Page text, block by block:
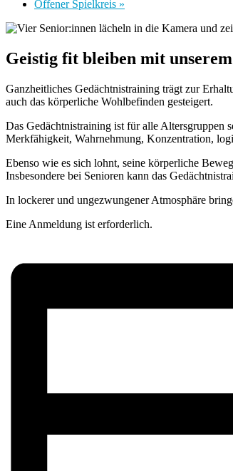
Offener Spielkreis »
Geistig fit bleiben mit
Ganzheitliches Gedächtnistraining trägt zur
auch das körperliche Wohlbefinden gesteigert.
Das Gedächtnistraining ist für alle Altersgruppen
Merkfähigkeit, Wahrnehmung, Konzentration,
Ebenso wie es sich lohnt, seine körperliche
Insbesondere bei Senioren kann das
In lockerer und ungezwungener Atmosphäre
Eine Anmeldung ist erforderlich.